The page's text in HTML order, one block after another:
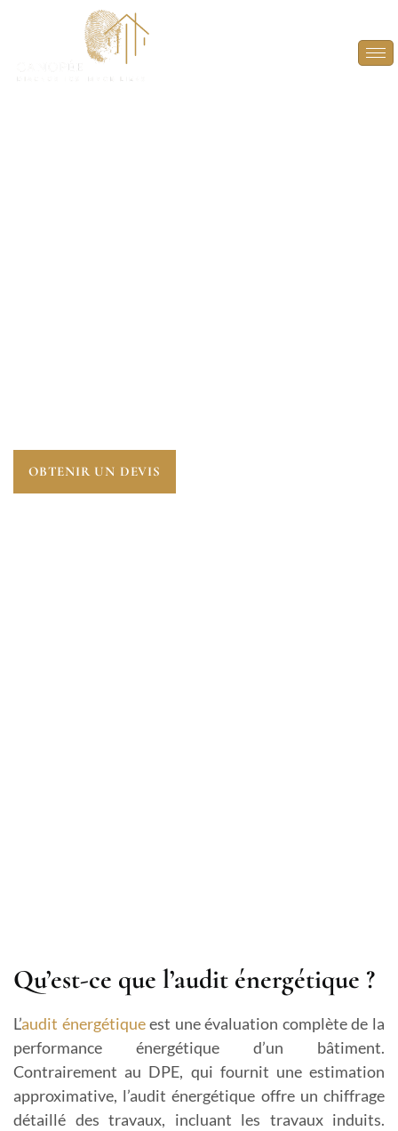
OBTENIR UN DEVIS
Qu’est-ce que l’audit énergétique ?
L’audit énergétiqueest une évaluation complète de la
performance énergétique d’un bâtiment.
Contrairement au DPE, qui fournit une estimation
approximative, l’audit énergétique offre un chiffrage
détaillé des travaux, incluant les travaux induits.